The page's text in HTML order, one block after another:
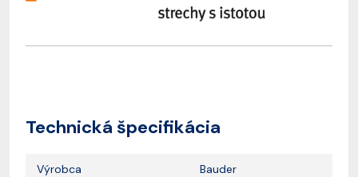
Technická špecifikácia
Výrobca Bauder